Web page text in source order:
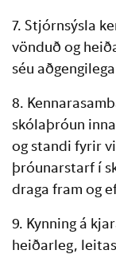
7. Stjórnsýsla
vönduð og
séu
8.
skólaþróun
og standi fyrir
þróunarstarf í
draga fram og
9. Kynning á
heiðarleg,